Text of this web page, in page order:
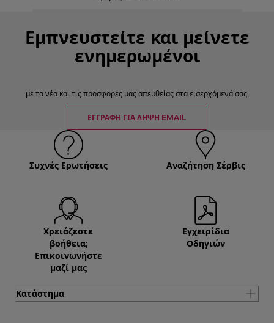
Εμπνευστείτε και μείνετε
ενημερωμένοι
με τα νέα και τις προσφορές μας απευθείας στα εισερχόμενά σας.
ΕΓΓΡΑΦΉ ΓΙΑ ΛΉΨΗ EMAIL
Συχνές Ερωτήσεις Αναζήτηση Σέρβις
Χρειάζεστε
βοήθεια;
Επικοινωνήστε
μαζί μας
Εγχειρίδια
Οδηγιών
Κατάστημα